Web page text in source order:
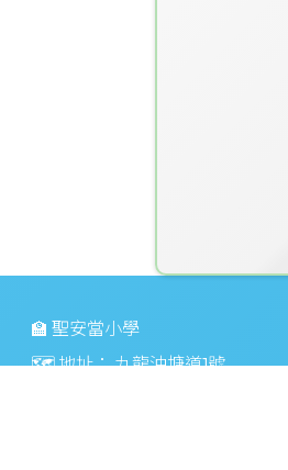
🏫 聖安當小學
🗺️ 地址：九龍油塘道1號